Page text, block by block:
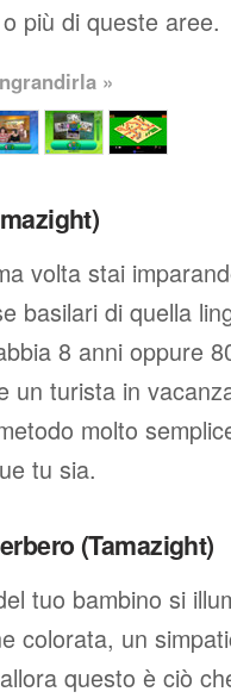
più di queste aree.
»
volta stai
basilari di quella
8 anni oppure
un turista in
molto
tu sia.
(Tamazight)
tuo bambino si
colorata, un
questo è ciò